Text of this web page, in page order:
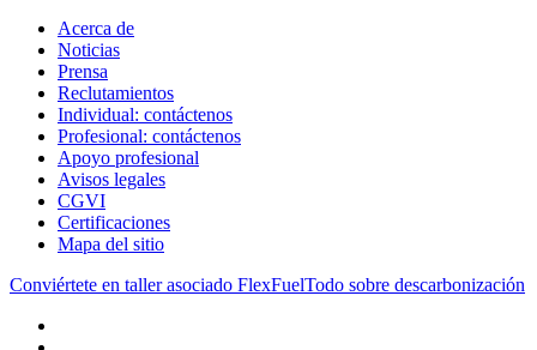
Acerca de
Noticias
Prensa
Reclutamientos
Individual: contáctenos
Profesional: contáctenos
Apoyo profesional
Avisos legales
CGVI
Certificaciones
Mapa del sitio
Conviértete en taller asociado FlexFuelTodo sobre descarbonización